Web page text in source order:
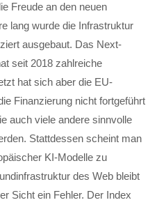
Freude an den neuen
lang wurde die Infrastruktur
ausgebaut. Das Next-
seit 2018 zahlreiche
hat sich aber die EU-
Finanzierung nicht fortgeführt
auch viele andere sinnvolle
Stattdessen scheint man
KI-Modelle zu
des Web bleibt
Sicht ein Fehler. Der Index